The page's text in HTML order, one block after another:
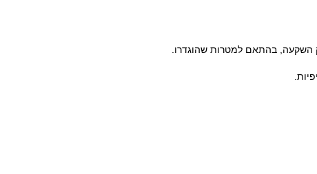
השקעה, בהתאם למטרות שהוגדרו.